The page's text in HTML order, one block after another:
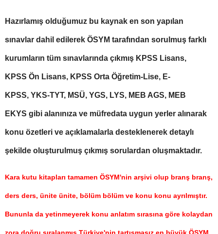
Hazırlamış olduğumuz bu kaynak en son yapılan
sınavlar dahil edilerek ÖSYM tarafından sorulmuş farklı
kurumların tüm sınavlarında çıkmış KPSS Lisans,
KPSS Ön Lisans, KPSS Orta Öğretim-Lise, E-
KPSS, YKS-TYT, MSÜ, YGS, LYS, MEB AGS, MEB
EKYS gibi alanınıza ve müfredata uygun yerler alınarak
konu özetleri ve açıklamalarla desteklenerek detaylı
şekilde oluşturulmuş çıkmış sorulardan oluşmaktadır.
Kara kutu kitapları tamamen ÖSYM'nin arşivi olup branş branş,
ders ders, ünite ünite, bölüm bölüm ve konu konu ayrılmıştır.
Bununla da yetinmeyerek konu anlatım sırasına göre kolaydan